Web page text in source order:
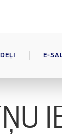
E-